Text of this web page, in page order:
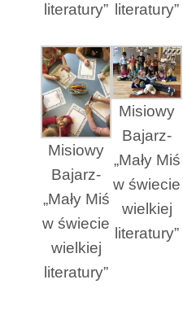
literatury”
literatury”
Misiowy
Bajarz-
„Mały Miś
w świecie
wielkiej
literatury”
Misiowy
Bajarz-
„Mały Miś
w świecie
wielkiej
literatury”